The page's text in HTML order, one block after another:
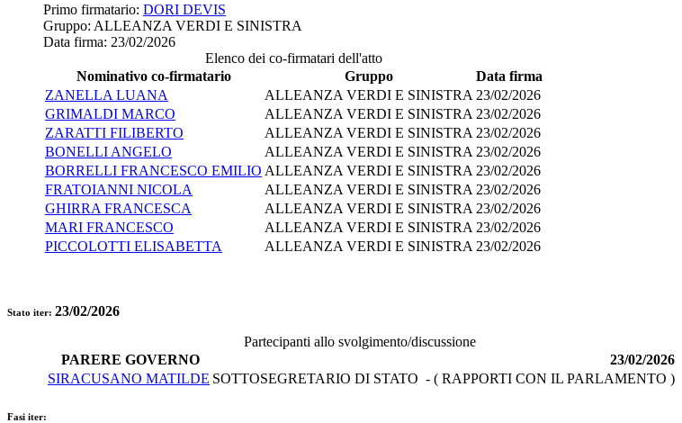
Primo firmatario: DORI DEVIS
Gruppo: ALLEANZA VERDI E SINISTRA
Data firma: 23/02/2026
Elenco dei co-firmatari dell'atto
Nominativo co-firmatario
Gruppo
Data firma
ZANELLA LUANA
ALLEANZA VERDI E SINISTRA 23/02/2026
GRIMALDI MARCO
ALLEANZA VERDI E SINISTRA 23/02/2026
ZARATTI FILIBERTO
ALLEANZA VERDI E SINISTRA 23/02/2026
BONELLI ANGELO
ALLEANZA VERDI E SINISTRA 23/02/2026
BORRELLI FRANCESCO EMILIO ALLEANZA VERDI E SINISTRA 23/02/2026
FRATOIANNI NICOLA
ALLEANZA VERDI E SINISTRA 23/02/2026
GHIRRA FRANCESCA
ALLEANZA VERDI E SINISTRA 23/02/2026
MARI FRANCESCO
ALLEANZA VERDI E SINISTRA 23/02/2026
PICCOLOTTI ELISABETTA
ALLEANZA VERDI E SINISTRA 23/02/2026
Stato iter: 23/02/2026
Partecipanti allo svolgimento/discussione
PARERE GOVERNO
23/02/2026
SIRACUSANO MATILDE SOTTOSEGRETARIO DI STATO - ( RAPPORTI CON IL PARLAMENTO )
Fasi iter: